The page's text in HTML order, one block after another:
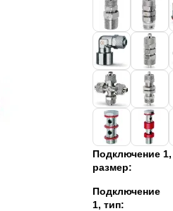
Подключение 1,
размер:
Подключение
1, тип: